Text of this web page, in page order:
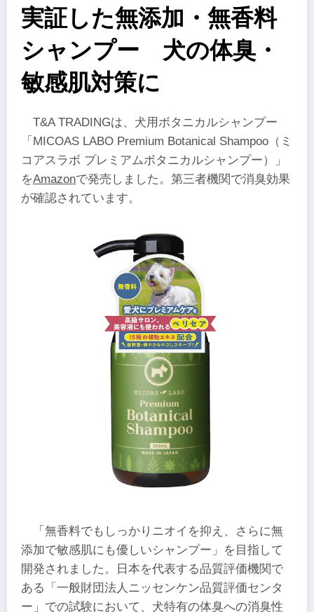
実証した無添加・無香料
シャンプー 犬の体臭・
敏感肌対策に
T&A TRADINGは、犬用ボタニカルシャンプー
「MICOAS LABO Premium Botanical Shampoo（ミ
コアスラボ プレミアムボタニカルシャンプー）」
をAmazonで発売しました。第三者機関で消臭効果
が確認されています。
「無香料でもしっかりニオイを抑え、さらに無
添加で敏感肌にも優しいシャンプー」を目指して
開発されました。日本を代表する品質評価機関で
ある「一般財団法人ニッセンケン品質評価センタ
ー」での試験において、犬特有の体臭への消臭性